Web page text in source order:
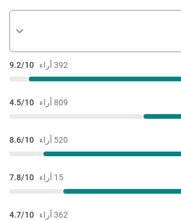
392 أراء 9.2/10
809 أراء 4.5/10
520 أراء 8.6/10
15 أراء 7.8/10
362 أراء 4.7/10